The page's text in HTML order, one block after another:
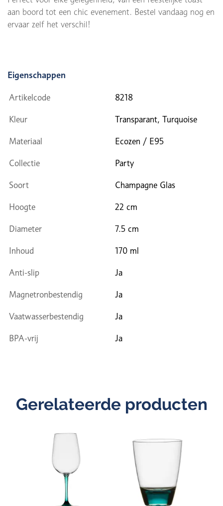
aan boord tot een chic evenement. Bestel vandaag nog en
ervaar zelf het verschil!
Eigenschappen
Artikelcode 8218
Kleur Transparant, Turquoise
Materiaal Ecozen / E95
Collectie Party
Soort Champagne Glas
Hoogte 22 cm
Diameter 7.5 cm
Inhoud 170 ml
Anti-slip Ja
Magnetronbestendig Ja
Vaatwasserbestendig Ja
BPA-vrij Ja
Gerelateerde producten